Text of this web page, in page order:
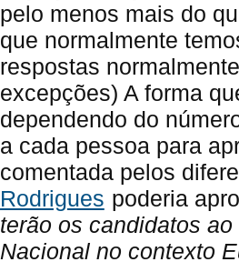
pelo menos mais do
que normalmente
respostas
excepções) A forma
dependendo do
a cada pessoa para
comentada pelos
Rodrigues poderia
terão os candidatos
Nacional no contexto